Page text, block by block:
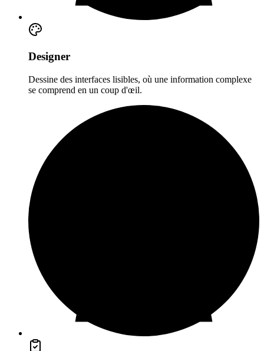
Designer
Dessine des interfaces lisibles, où une information complexe
se comprend en un coup d'œil.